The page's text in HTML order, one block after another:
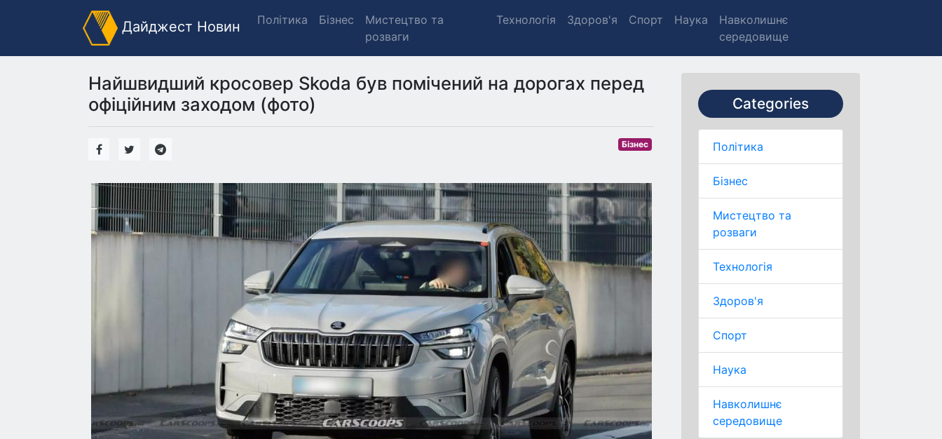
Дайджест Новин Політика Бізнес
Мистецтво та
розваги
Технологія Здоров'я Спорт Наука
Навколишнє
середовище
Categories
Політика
Бізнес
Мистецтво та
розваги
Технологія
Здоров'я
Спорт
Наука
Навколишнє
середовище
Найшвидший кросовер Skoda був помічений на дорогах перед
офіційним заходом (фото)
Бізнес